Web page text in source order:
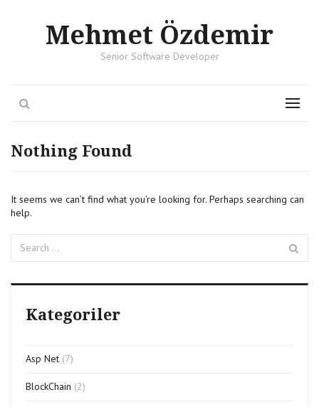
Mehmet Özdemir
Senior Software Developer
Menu
Nothing Found
It seems we can’t find what you’re looking for. Perhaps searching can
help.
for:
Kategoriler
Asp Net (7)
BlockChain (2)